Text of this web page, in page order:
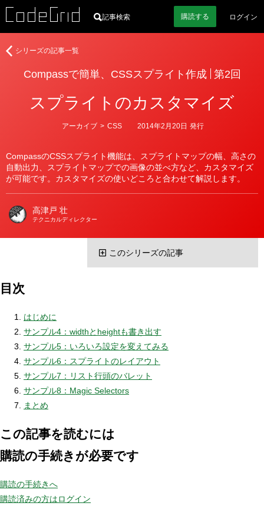
記事検索 購読する ログイン
Compassで簡単、CSSスプライト作成 第2回
スプライトのカスタマイズ
CompassのCSSスプライト機能は、スプライトマップの幅、高さの
自動出力、スプライトマップでの画像の並べ方など、カスタマイズ
が可能です。カスタマイズの使いどころと合わせて解説します。
カ
ー
アーカイブ > CSS 2014年2月20日 発行
者
高津戸 壮
テクニカルディレクター
Compass
ト
作
シリーズの記事一覧
このシリーズの記事
目次
はじめに
サンプル4：widthとheightも書き出す
サンプル5：いろいろ設定を変えてみる
サンプル6：スプライトのレイアウト
サンプル7：リスト行頭のバレット
サンプル8：Magic Selectors
まとめ
この記事を読むには
購読の手続きが必要です
購読の手続きへ
購読済みの方はログイン